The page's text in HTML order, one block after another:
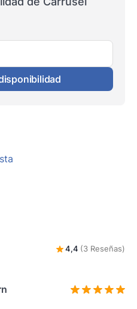
4,4 (3 Reseñas)